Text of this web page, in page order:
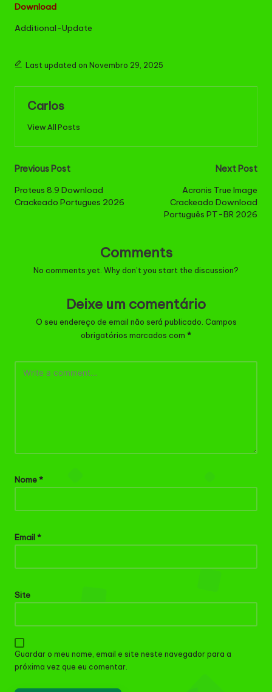
Download
Additional-Update
Last updated on Novembro 29, 2025
Carlos
View All Posts
Post
navigation
Previous Post
Proteus 8.9 Download
Crackeado Portugues 2026
Next Post
Acronis True Image
Crackeado Download
Português PT-BR 2026
Comments
No comments yet. Why don’t you start the discussion?
Deixe um comentário
O seu endereço de email não será publicado. Campos
obrigatórios marcados com *
Nome*
Email*
Site
Guardar o meu nome, email e site neste navegador para a
próxima vez que eu comentar.